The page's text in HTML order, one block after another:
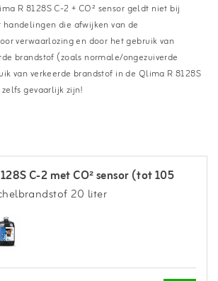
R 8128S C-2 + CO² sensor geldt niet bij
die afwijken van de
verwaarlozing en door het gebruik van
brandstof (zoals normale/ongezuiverde
van verkeerde brandstof in de Qlima R 8128S
zelfs gevaarlijk zijn!
C-2 met CO² sensor (tot 105
20 liter